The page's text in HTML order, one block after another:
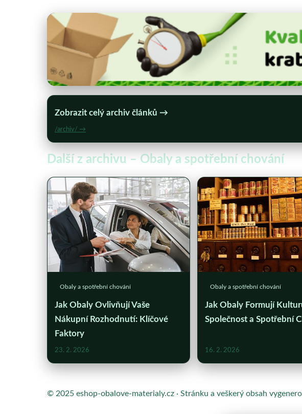
Zobrazit celý archiv článků →
/archiv/ →
Další z archivu – Obaly a spotřební chování
Obaly a spotřební chování
Jak Obaly Ovlivňují Vaše
Nákupní Rozhodnutí: Klíčové
Faktory
23. 2. 2026
Obaly a spotřební chování
Jak Obaly Formují
Společnost a Spotřební
16. 2. 2026
© 2025 eshop-obalove-materialy.cz · Stránku a veškerý obsah